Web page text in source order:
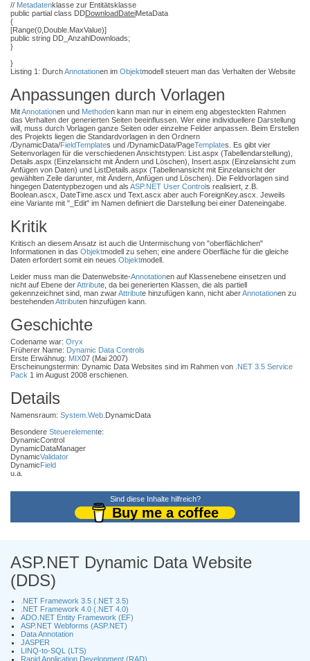
// Metadatenklasse zur Entitätsklasse
public partial class DDDownloadDateiMetaData
{
[Range(0,Double.MaxValue)]
public string DD_AnzahlDownloads;
}
}
Listing 1: DurchAnnotationen im Objektmodell steuert man das Verhalten der Website
Anpassungen durch Vorlagen
MitAnnotationen und Methoden kann man nur in einem eng abgesteckten Rahmen
das Verhalten der generierten Seiten beeinflussen. Wer eine individuellere Darstellung
will, muss durch Vorlagen ganze Seiten oder einzelne Felder anpassen. Beim Erstellen
des Projekts liegen die Standardvorlagen in den Ordnern
/DynamicData/FieldTemplates und /DynamicData/PageTemplates. Es gibt vier
Seitenvorlagen für die verschiedenen Ansichtstypen: List.aspx (Tabellendarstellung),
Details.aspx (Einzelansicht mit Ändern und Löschen), Insert.aspx (Einzelansicht zum
Anfügen von Daten) und ListDetails.aspx (Tabellenansicht mit Einzelansicht der
gewählten Zeile darunter, mit Ändern, Anfügen und Löschen). Die Feldvorlagen sind
hingegen Datentypbezogen und als ASP.NET User Controls realisiert, z.B.
Boolean.ascx, DateTime.ascx und Text.ascx aber auch ForeignKey.ascx. Jeweils
eine Variante mit "_Edit" im Namen definiert die Darstellung bei einer Dateneingabe.
Kritik
Kritisch an diesem Ansatz ist auch die Untermischung von "oberflächlichen"
Informationen in das Objektmodell zu sehen; eine andere Oberfläche für die gleiche
Daten erfordert somit ein neues Objektmodell.
Leider muss man die Datenwebsite-Annotationen auf Klassenebene einsetzen und
nicht auf Ebene derAttribute, da bei generierten Klassen, die als partiell
gekennzeichnet sind, man zwarAttribute hinzufügen kann, nicht aberAnnotationen zu
bestehendenAttributen hinzufügen kann.
Geschichte
Codename war: Oryx
Früherer Name: Dynamic Data Controls
Erste Erwähnug: MIX07 (Mai 2007)
Erscheinungstermin: Dynamic Data Websites sind im Rahmen von .NET 3.5 Service
Pack 1 im August 2008 erschienen.
Details
Namensraum: System.Web .DynamicData
Besondere Steuerelemente:
DynamicControl
DynamicDataManager
DynamicValidator
DynamicField
u.a.
Sind diese Inhalte hilfreich?
Buy me a coffee
ASP.NET Dynamic Data Website
(DDS)
.NET Framework 3.5 (.NET 3.5)
.NET Framework 4.0 (.NET 4.0)
ADO.NET Entity Framework (EF)
ASP.NET Webforms (ASP.NET)
Data Annotation
JASPER
LINQ-to-SQL (LTS)
Rapid Application Development (RAD)